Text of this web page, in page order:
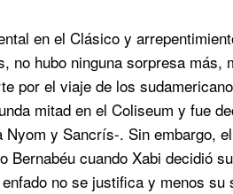
en el Clásico y
no hubo ninguna sorpresa
por el viaje de los
mitad en el Coliseum y fue
y Sancrís-. Sin embargo,
Bernabéu cuando Xabi decidió
no se justifica y menos